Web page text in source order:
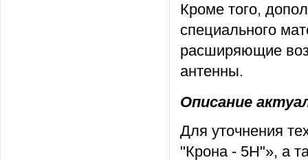
Кроме того,
специального
расширяющие
антенны.
Описание
Для уточнения
"Крона - 5Н"», а